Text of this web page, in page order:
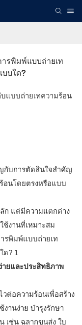
รพิมพ์แบบถ่ายเท
บใด?
แบบถ่ายเทความร้อน
กับการตัดสินใจสำคัญ
อนโดยตรงหรือแบบ
ก แต่มีความแตกต่าง
งานที่เหมาะสม
ายและประสิทธิภาพ
ต่อความร้อนเพื่อสร้าง
านง่าย บำรุงรักษา
เช่น ฉลากขนส่ง ใบ